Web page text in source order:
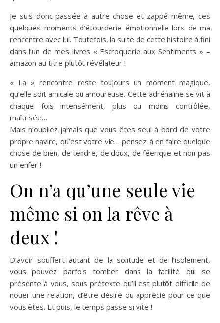
Je suis donc passée à autre chose et zappé même, ces
quelques moments d’étourderie émotionnelle lors de ma
rencontre avec lui. Toutefois, la suite de cette histoire à fini
dans l’un de mes livres « Escroquerie aux Sentiments » –
amazon au titre plutôt révélateur !
« La » rencontre reste toujours un moment magique,
qu’elle soit amicale ou amoureuse. Cette adrénaline se vit à
chaque fois intensément, plus ou moins contrôlée,
maîtrisée…
Mais n’oubliez jamais que vous êtes seul à bord de votre
propre navire, qu’est votre vie… pensez à en faire quelque
chose de bien, de tendre, de doux, de féerique et non pas
un enfer !
On n’a qu’une seule vie
même si on la rêve à
deux !
D’avoir souffert autant de la solitude et de l’isolement,
vous pouvez parfois tomber dans la facilité qui se
présente à vous, sous prétexte qu’il est plutôt difficile de
nouer une relation, d’être désiré ou apprécié pour ce que
vous êtes. Et puis, le temps passe si vite !